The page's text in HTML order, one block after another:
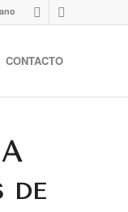
CONTACTO
DE